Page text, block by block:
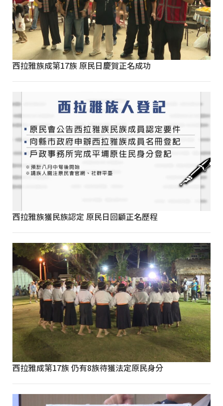
西拉雅族成第17族 原民日慶賀正名成功
西拉雅族獲民族認定 原民日回顧正名歷程
西拉雅成第17族 仍有8族待獲法定原民身分